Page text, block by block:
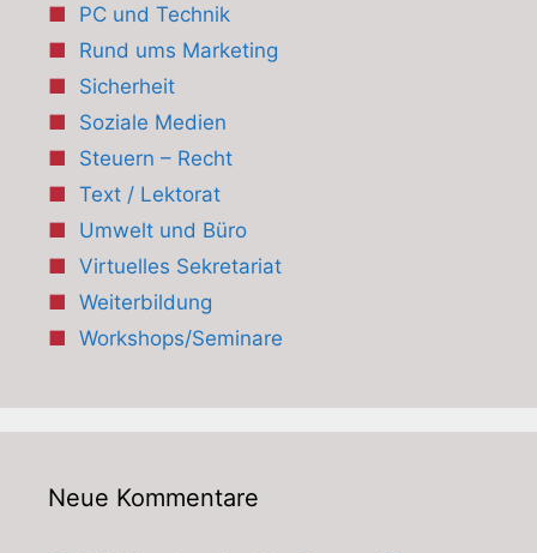
PC und Technik
Rund ums Marketing
Sicherheit
Soziale Medien
Steuern – Recht
Text / Lektorat
Umwelt und Büro
Virtuelles Sekretariat
Weiterbildung
Workshops/Seminare
Neue Kommentare